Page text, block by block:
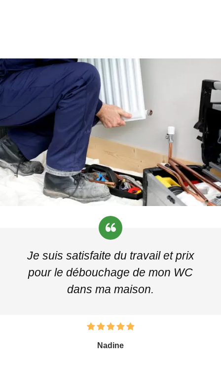
Je suis satisfaite du travail et prix
pour le débouchage de mon WC
dans ma maison.
Nadine